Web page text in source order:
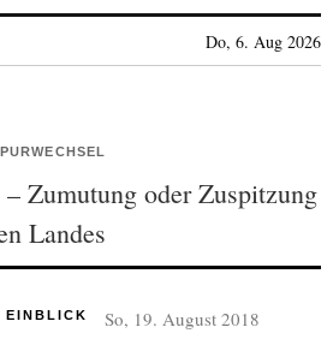
Do, 6. Aug 2026
Zumutung oder Zuspitzung
Landes
EINBLICK So, 19. August 2018